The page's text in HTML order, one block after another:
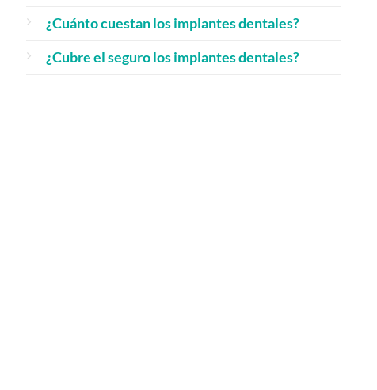
¿Cuánto cuestan los implantes dentales?
¿Cubre el seguro los implantes dentales?